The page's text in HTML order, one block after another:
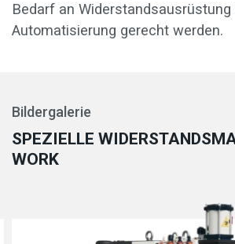
Bedarf an Widerstandsausrüstung
Automatisierung gerecht werden.
Bildergalerie
SPEZIELLE
WORK